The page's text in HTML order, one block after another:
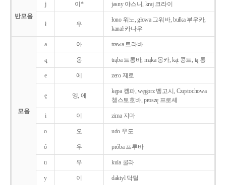
반모음
j 이* jasny 야스니, kraj 크라이
ł 우
łono 워노, głowa 그워바, bułka 부우카,
kanał 카나우
모음
a 아 trawa 트라바
ą̨ 옹 trąba 트롱바, mąka 몽카, kąt 콩트, tą 통
e 에 zero 제로
ę 엥, 에
kępa 켕파, węgorz 벵고시, Częstochowa
쳉스토호바, proszę 프로셰
i 이 zima 지마
o 오 udo 우도
ó 우 próba 프루바
u 우 kula 쿨라
y 이 daktyl 닥틸